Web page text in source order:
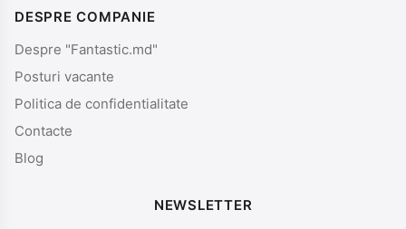
DESPRE COMPANIE
Despre "Fantastic.md"
Posturi vacante
Politica de confidentialitate
Contacte
Blog
NEWSLETTER